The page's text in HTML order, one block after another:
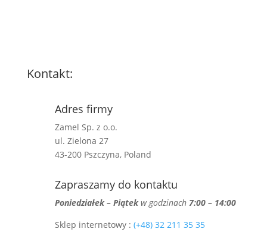
Kontakt:
Adres firmy
Zamel Sp. z o.o.
ul. Zielona 27
43-200 Pszczyna, Poland
Zapraszamy do kontaktu
Poniedziałek – Piątek w godzinach7:00 – 14:00
Sklep internetowy : (+48) 32 211 35 35